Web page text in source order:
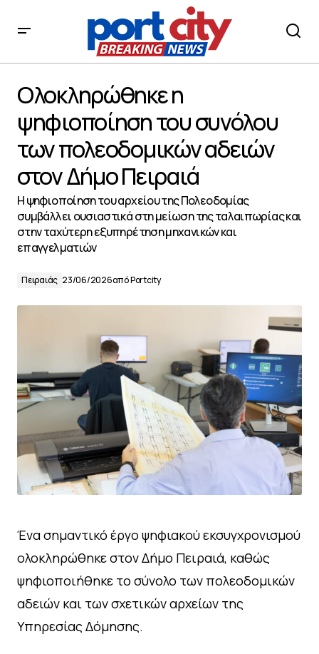
πολεοδομικών αδειών στον Δήμο Πειραιά
Ολοκληρώθηκε η
ψηφιοποίηση του συνόλου
των πολεοδομικών αδειών
στον Δήμο Πειραιά
Η ψηφιοποίηση του αρχείου της Πολεοδομίας
συμβάλλει ουσιαστικά στη μείωση της ταλαιπωρίας και
στην ταχύτερη εξυπηρέτηση μηχανικών και
επαγγελματιών
Πειραιάς 23/06/2026απόPortcity
Ένα σημαντικό έργο ψηφιακού εκσυγχρονισμού
ολοκληρώθηκε στον Δήμο Πειραιά, καθώς
ψηφιοποιήθηκε το σύνολο των πολεοδομικών
αδειών και των σχετικών αρχείων της
Υπηρεσίας Δόμησης.